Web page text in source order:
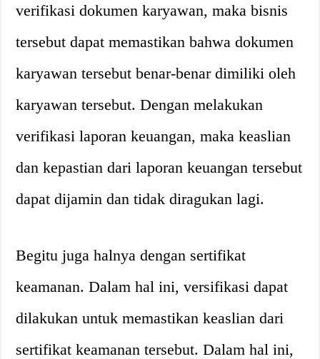
verifikasi dokumen karyawan, maka bisnis
tersebut dapat memastikan bahwa dokumen
karyawan tersebut benar-benar dimiliki oleh
karyawan tersebut. Dengan melakukan
verifikasi laporan keuangan, maka keaslian
dan kepastian dari laporan keuangan tersebut
dapat dijamin dan tidak diragukan lagi.
Begitu juga halnya dengan sertifikat
keamanan. Dalam hal ini, versifikasi dapat
dilakukan untuk memastikan keaslian dari
sertifikat keamanan tersebut. Dalam hal ini,